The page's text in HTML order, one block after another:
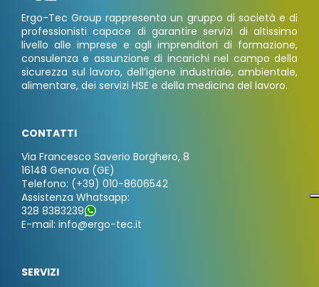
Ergo-Tec Group rappresenta un gruppo di società e di
professionisti capace di garantire servizi di altissimo
livello alle imprese e agli imprenditori di formazione,
consulenza e assunzione di incarichi nel campo della
sicurezza sul lavoro, dell’igiene industriale, ambientale,
alimentare, dei servizi HSE e della medicina del lavoro.
CONTATTI
Via Francesco Saverio Borghero, 8
16148 Genova (GE)
Telefono: (+39) 010-8606542
Assistenza Whatsapp:
328 8383239
E-mail: info@ergo-tec.it
SERVIZI